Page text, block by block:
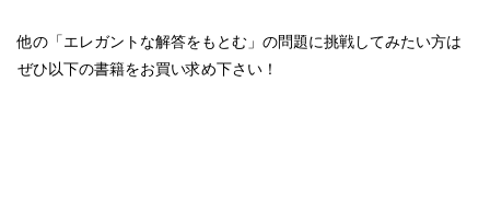
他の「エレガントな解答をもとむ」の問題に挑戦してみたい方は
ぜひ以下の書籍をお買い求め下さい！